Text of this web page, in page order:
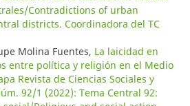
Contradictions of urban
districts. Coordinadora del TC
Molina Fuentes, La laicidad en
entre política y religión en el Medio
Revista de Ciencias Sociales y
92/1 (2022): Tema Central 92: